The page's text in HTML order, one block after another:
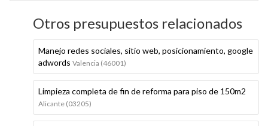
Otros presupuestos relacionados
Manejo redes sociales, sitio web, posicionamiento, google
adwords Valencia (46001)
Limpieza completa de fin de reforma para piso de 150m2
Alicante (03205)